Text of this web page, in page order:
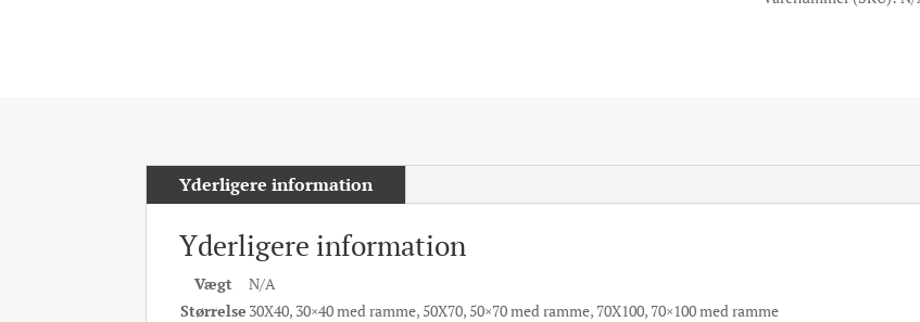
Yderligere information
Yderligere information
Vægt
N/A
Størrelse 30X40, 30×40 med ramme, 50X70, 50×70 med ramme, 70X100, 70×100 med ramme